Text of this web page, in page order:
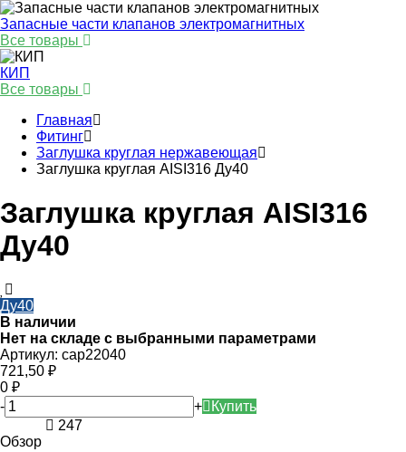
Запасные части клапанов электромагнитных
Все товары
КИП
Все товары
Главная
Фитинг
Заглушка круглая нержавеющая
Заглушка круглая AISI316 Ду40
Заглушка круглая AISI316
Ду40
Ду40
В наличии
Нет на складе с выбранными параметрами
Артикул: cap22040
721,50 ₽
0 ₽
-
+
Купить
247
Обзор